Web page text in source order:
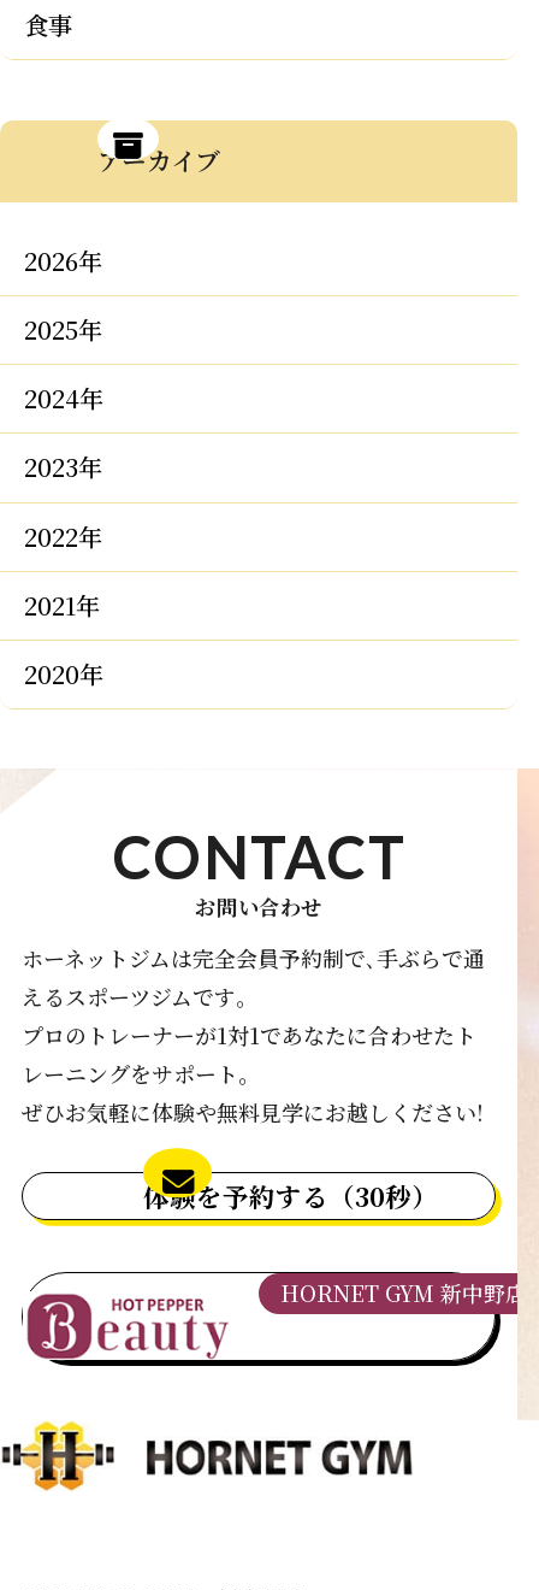
食事
アーカイブ
2026年
2025年
2024年
2023年
2022年
2021年
2020年
CONTACT
お問い合わせ
ホーネットジムは完全会員予約制で､手ぶらで通
えるスポーツジムです｡
プロのトレーナーが1対1であなたに合わせたト
レーニングをサポート｡
ぜひお気軽に体験や無料見学にお越しください!
体験を予約する（30秒）
HORNET GYM 新中野店